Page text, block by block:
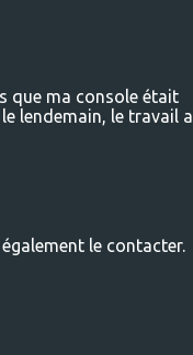
que ma console était
lendemain, le travail
le contacter.